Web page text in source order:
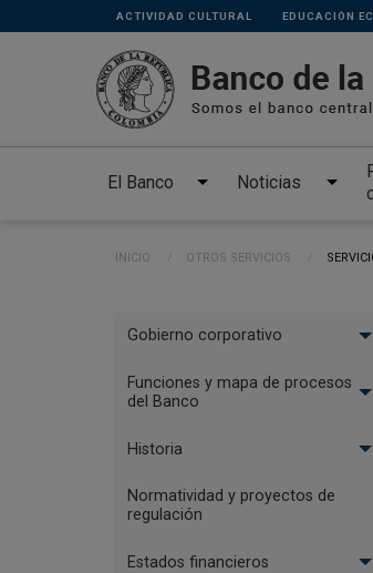
Pasar al contenido principal
Links
secundarios
ACTIVIDAD CULTURAL EDUCACIÓN
El Banco Noticias
Ruta de
INICIO OTROS SERVICIOS
Menu
Banco
Gobierno corporativo
Funciones y mapa de procesos
del Banco
Historia
Normatividad y proyectos de
regulación
Estados financieros